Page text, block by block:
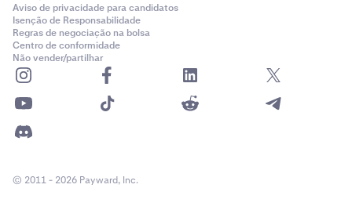
Aviso de privacidade para candidatos
Isenção de Responsabilidade
Regras de negociação na bolsa
Centro de conformidade
Não vender/partilhar
© 2011 - 2026 Payward, Inc.